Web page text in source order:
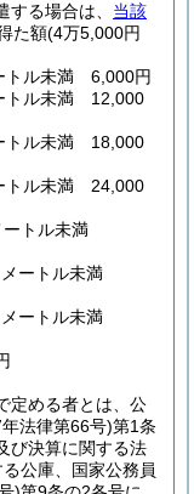
る場合は、 当該
た額(4万5,000円
トル未満 6,000円
トル未満 12,000
トル未満 18,000
トル未満 24,000
ートル未満
メートル未満
メートル未満
定める者とは、公
法律第66号)第1条
び決算に関する法
公庫、国家公務員